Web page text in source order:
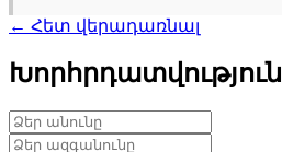
← Հետ վերադառնալ
Խորհրդատվություն